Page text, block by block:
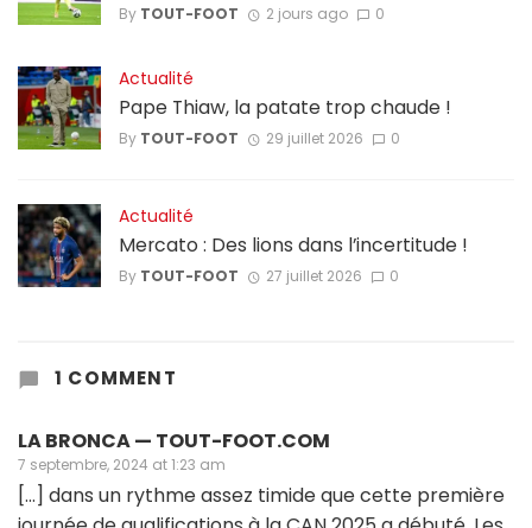
By TOUT-FOOT 2 jours ago 0
Actualité
Pape Thiaw, la patate trop chaude !
By TOUT-FOOT 29 juillet 2026 0
Actualité
Mercato : Des lions dans l’incertitude !
By TOUT-FOOT 27 juillet 2026 0
1 COMMENT
LA BRONCA — TOUT-FOOT.COM
7 septembre, 2024 at 1:23 am
[…] dans un rythme assez timide que cette première